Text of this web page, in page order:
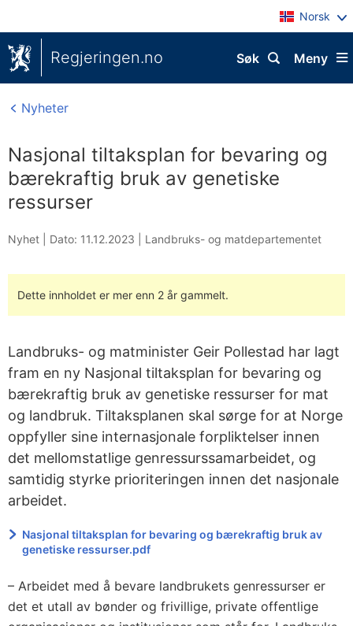
Norsk
Regjeringen.no Meny
Søk
Nyheter
Nasjonal tiltaksplan for bevaring og
bærekraftig bruk av genetiske
ressurser
Nyhet | Dato: 11.12.2023 Landbruks- og matdepartementet
Dette innholdet er mer enn 2 år gammelt.
Landbruks- og matminister Geir Pollestad har lagt
fram en ny Nasjonal tiltaksplan for bevaring og
bærekraftig bruk av genetiske ressurser for mat
og landbruk. Tiltaksplanen skal sørge for at Norge
oppfyller sine internasjonale forpliktelser innen
det mellomstatlige genressurssamarbeidet, og
samtidig styrke prioriteringen innen det nasjonale
arbeidet.
Nasjonal tiltaksplan for bevaring og bærekraftig bruk av
genetiske ressurser.pdf
– Arbeidet med å bevare landbrukets genressurser er
det et utall av bønder og frivillige, private offentlige